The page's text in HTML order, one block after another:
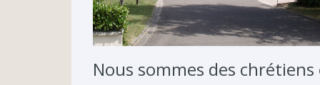
Nous sommes des